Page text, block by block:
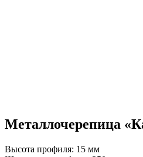
Металлочерепица
Высота профиля: 15 мм